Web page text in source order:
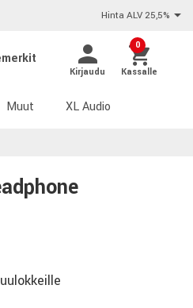
Hinta ALV 25,5%
Kirjaudu
0
Kassalle
Muut XL Audio